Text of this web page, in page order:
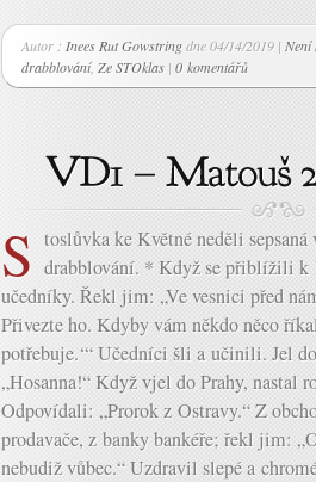
Autor : Inees Rut Gowstringdne 04/14/2019 | Není
drabblování, Ze STOklas | 0 komentářů
S toslůvka ke Květné neděli
drabblování. * Když se přiblížili k
učedníky. Řekl jim: „Ve vesnici před
Přivezte ho. Kdyby vám někdo něco
potřebuje.‘“ Učedníci šli a učinili. Jel
„Hosanna!“ Když vjel do Prahy, nastal
Odpovídali: „Prorok z Ostravy.“ Z
prodavače, z banky bankéře; řekl jim:
nebudiž vůbec.“ Uzdravil slepé a